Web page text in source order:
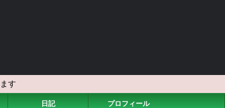
す
日記 プロフィール